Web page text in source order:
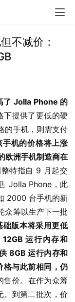
不减价：
了 Jolla Phone 的
提供了更低的硬
的手机，则需支付
机的价格将上涨
欧洲手机制造商在
特指自 9 月起交
Jolla Phone，此
2000 台手机的新
众筹以生产下一批
版本将采用更低
运行内存和
8GB 运行内存和
格与此前相同，仍
售价。在作为众筹
到第二批次，价